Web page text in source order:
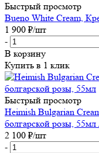
Быстрый просмотр
Bueno White Cream,
1 900 ₽/шт
-
В корзину
Купить в 1 клик
Быстрый просмотр
Heimish Bulgarian
болгарской розы, 55мл
2 100 ₽/шт
-